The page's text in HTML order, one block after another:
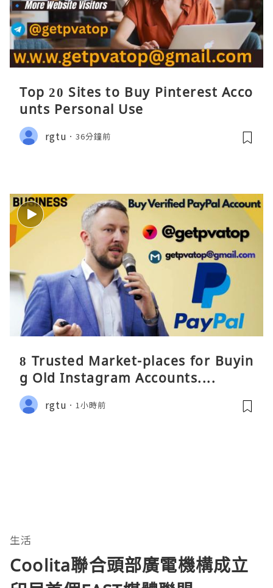
Top 20 Sites to Buy Pinterest Acco
unts Personal Use
rgtu 36分鐘前
8 Trusted Market-places for Buyin
g Old Instagram Accounts....
rgtu 1小時前
生活
Coolita聯合頭部廣電機構成立